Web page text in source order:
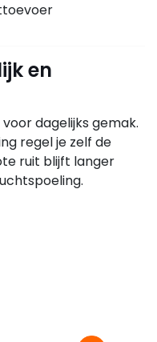
en
dagelijks gemak.
regel je zelf de
ruit blijft langer